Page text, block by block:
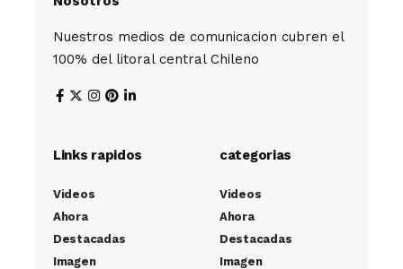
Nuestros medios de comunicacion cubren el
100% del litoral central Chileno
Links rapidos
Videos
Ahora
Destacadas
Imagen
categorias
Videos
Ahora
Destacadas
Imagen